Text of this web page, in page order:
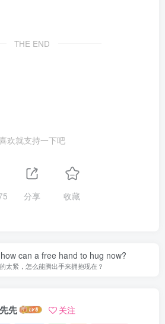
THE END
喜欢就支持一下吧
分享 收藏
can a free hand to hug now?
太紧，怎么能腾出手来拥抱现在？
先 关注